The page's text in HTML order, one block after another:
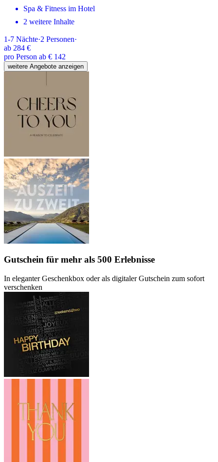
Spa & Fitness im Hotel
2 weitere Inhalte
1-7 Nächte·2 Personen·
ab 284 €
pro Person ab € 142
weitere Angebote anzeigen
Gutschein für mehr als 500 Erlebnisse
In eleganter Geschenkbox oder als digitaler Gutschein zum sofort
verschenken